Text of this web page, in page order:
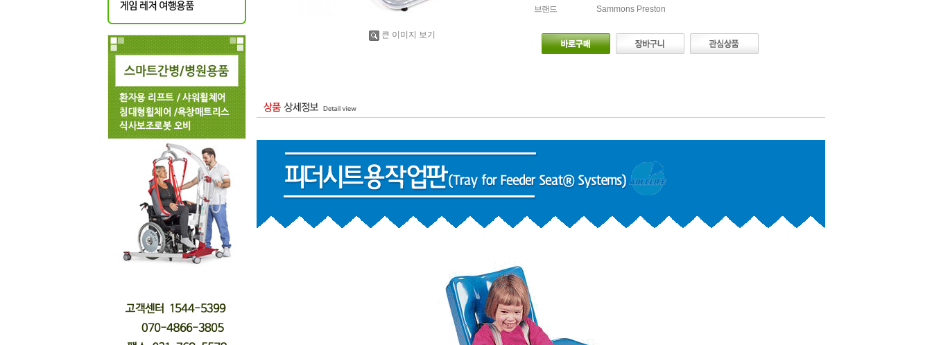
큰 이미지 보기
브랜드
Sammons Preston